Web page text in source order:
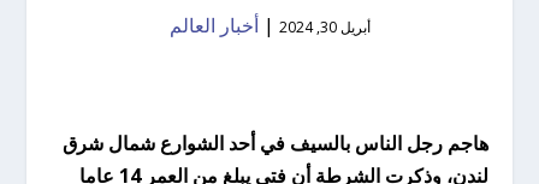
أبريل 30, 2024 |أخبار العالم
هاجم رجل الناس بالسيف في أحد الشوارع شمال شرق
لندن، وذكرت الشرطة أن فتى يبلغ من العمر 14 عاما